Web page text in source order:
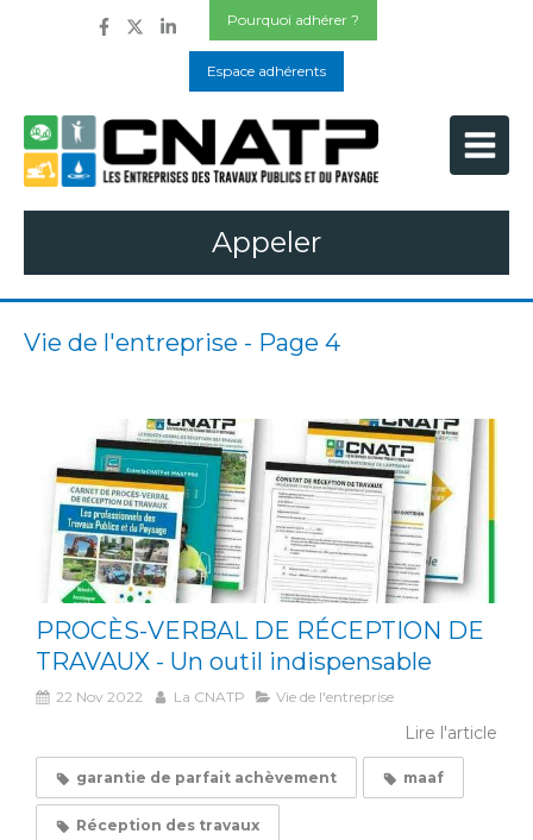
Pourquoi adhérer ?
Espace adhérents
Appeler
Vie de l'entreprise - Page 4
PROCÈS-VERBAL DE RÉCEPTION DE
TRAVAUX - Un outil indispensable
22 Nov 2022 La CNATP Vie de l'entreprise
Lire l'article
garantie de parfait achèvement maaf
Réception des travaux